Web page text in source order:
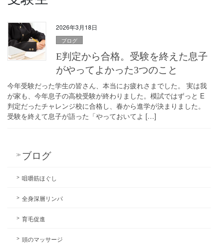
2026年3月18日
ブログ
E判定から合格。受験を終えた息子
がやってよかった3つのこと
今年受験だった学生の皆さん、本当にお疲れさまでした。 実は我
が家も、今年息子の高校受験が終わりました。模試ではずっと E
判定だったチャレンジ校に合格し、春から進学が決まりました。
受験を終えて息子が語った「やっておいてよ […]
ブログ
咀嚼筋ほぐし
全身深層リンパ
育毛促進
頭のマッサージ